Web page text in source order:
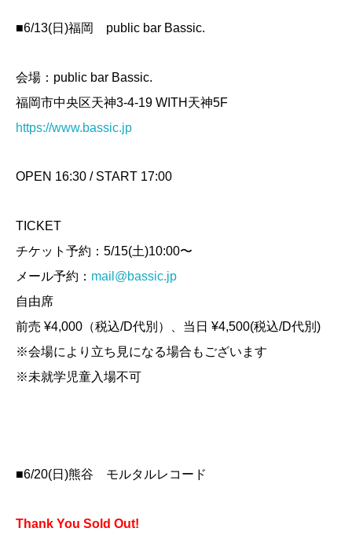
■6/13(日)福岡 public bar Bassic.
会場：public bar Bassic.
福岡市中央区天神3-4-19 WITH天神5F
https://www.bassic.jp
OPEN 16:30 / START 17:00
TICKET
チケット予約：5/15(土)10:00〜
メール予約： mail@bassic.jp
自由席
前売 ¥4,000（税込/D代別）、当日 ¥4,500(税込/D代別)
※会場により立ち見になる場合もございます
※未就学児童入場不可
■6/20(日)熊谷 モルタルレコード
Thank You Sold Out!